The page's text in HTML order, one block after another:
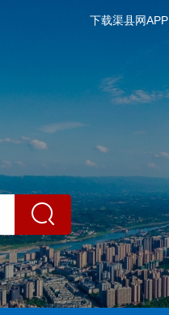
下载渠县网APP